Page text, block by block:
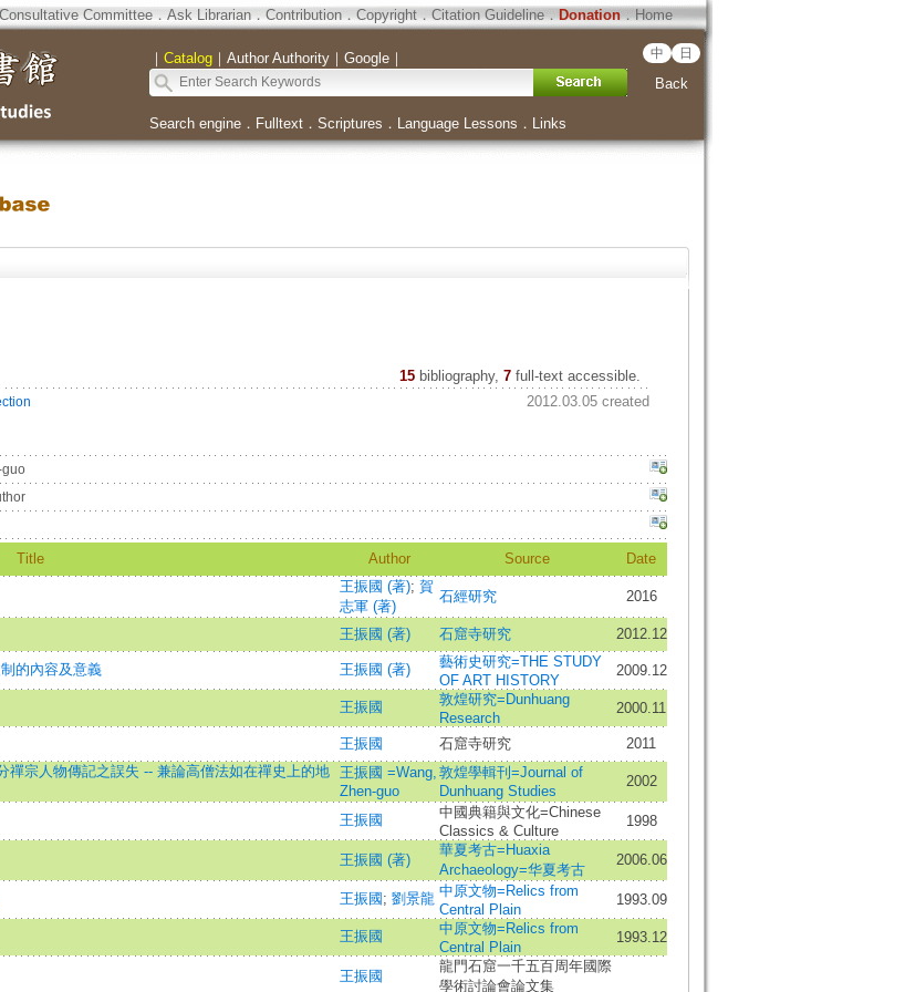
Committee．Ask Librarian．Contribution．Copyright．Citation Guideline．Donation．Home
｜ Catalog｜ Author Authority｜ Google｜ 中 日
Back
Search engine． Fulltext． Scriptures ． Language Lessons ． Links
15 bibliography, 7full-text accessible.
2012.03.05 created
Title Author Source Date
王振國 (著); 賀
志軍 (著)
石經研究 2016
王振國 (著) 石窟寺研究 2012.12
的內容及意義 王振國 (著)
藝術史研究=THE STUDY
OF ART HISTORY
2009.12
王振國
敦煌研究=Dunhuang
Research
2000.11
王振國 石窟寺研究
2011
禪宗人物傳記之誤失 -- 兼論高僧法如在禪史上的地
王振國 =Wang,
Zhen-guo
敦煌學輯刊=Journal of
Dunhuang Studies
2002
王振國
中國典籍與文化=Chinese
Classics & Culture
1998
王振國 (著)
華夏考古=Huaxia
Archaeology=华夏考古
2006.06
王振國 ; 劉景龍 中原文物=Relics from
Central Plain
1993.09
王振國
中原文物=Relics from
Central Plain
1993.12
王振國
龍門石窟一千五百周年國際
學術討論會論文集